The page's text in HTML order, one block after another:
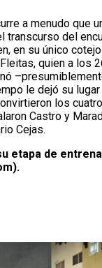
a menudo que
transcurso del
en su único
quien a los
le dejó su
los
Castro y
Cejas.
etapa de